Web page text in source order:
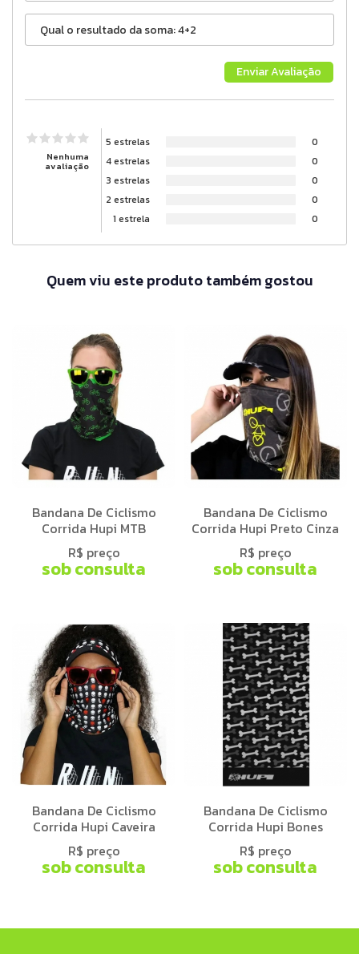
Nenhuma
avaliação
5 estrelas
0
4 estrelas
0
3 estrelas
0
2 estrelas
0
1 estrela
0
Quem viu este produto também gostou
Bandana De Ciclismo
Corrida Hupi MTB
R$ preço
sob consulta
Bandana De Ciclismo
Corrida Hupi Preto Cinza
R$ preço
sob consulta
Bandana De Ciclismo
Corrida Hupi Caveira
R$ preço
sob consulta
Bandana De Ciclismo
Corrida Hupi Bones
R$ preço
sob consulta